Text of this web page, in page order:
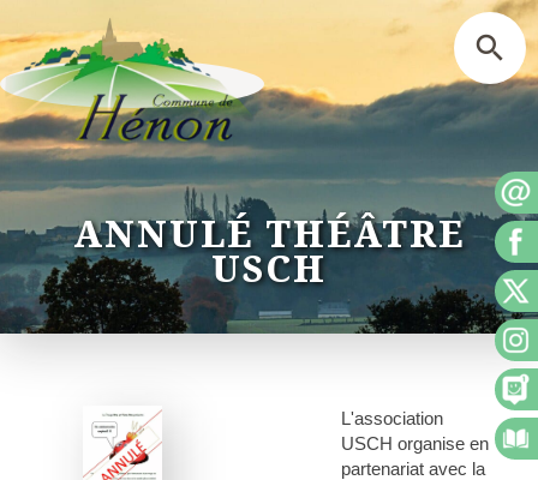
ANNULÉ THÉÂTRE
USCH
L'association
USCH organise en
partenariat avec la